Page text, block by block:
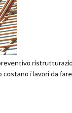
i lavori da